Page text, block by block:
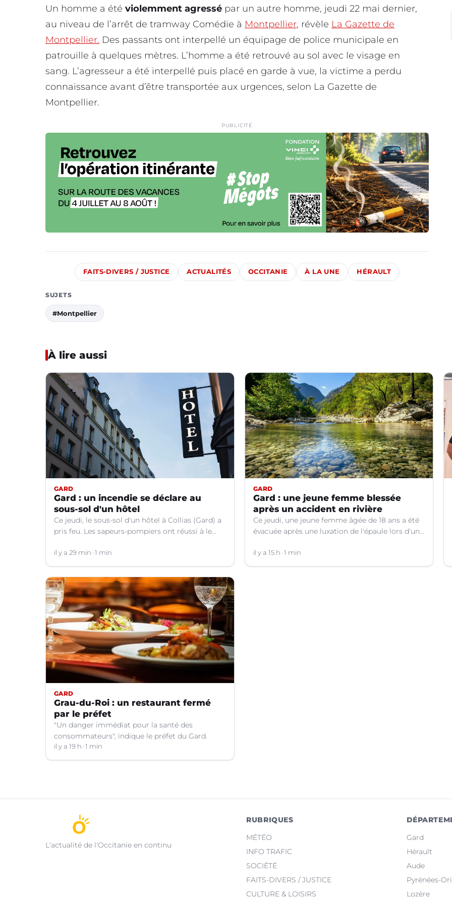
Un homme a été violemment agressé par un autre homme, jeudi 22 mai dernier,
au niveau de l’arrêt de tramway Comédie à Montpellier, révèle La Gazette de
Montpellier. Des passants ont interpellé un équipage de police municipale en
patrouille à quelques mètres. L’homme a été retrouvé au sol avec le visage en
sang. L’agresseur a été interpellé puis placé en garde à vue, la victime a perdu
connaissance avant d’être transportée aux urgences, selon La Gazette de
Montpellier.
PUBLICITÉ
FAITS-DIVERS / JUSTICE ACTUALITÉS OCCITANIE À LA UNE HÉRAULT
SUJETS
#Montpellier
À lire aussi
GARD
Gard : un incendie se déclare au
sous-sol d'un hôtel
Ce jeudi, le sous-sol d'un hôtel à Collias (Gard) a
pris feu. Les sapeurs-pompiers ont réussi à le
il y a 29 min 1 min
GARD
Gard : une jeune femme blessée
après un accident en rivière
Ce jeudi, une jeune femme âgée de 18 ans a été
évacuée après une luxation de l'épaule lors d'un
Valborgne (Gard).
il y a 15 h 1 min
GARD
Grau-du-Roi : un restaurant fermé
par le préfet
"Un danger immédiat pour la santé des
consommateurs", indique le préfet du Gard.
il y a 19 h 1 min
L'actualité de l'Occitanie en continu
RUBRIQUES
MÉTÉO
INFO TRAFIC
SOCIÉTÉ
FAITS-DIVERS / JUSTICE
CULTURE & LOISIRS
Gard
Hérault
Aude
Pyrénées-
Lozère